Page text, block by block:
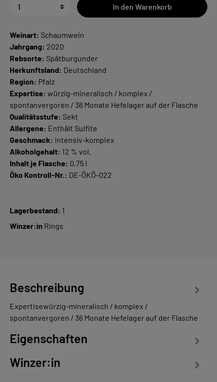
In den Warenkorb
Weinart: Schaumwein
Jahrgang: 2020
Rebsorte: Spätburgunder
Herkunftsland: Deutschland
Region: Pfalz
Expertise: würzig-mineralisch / komplex /
spontanvergoren / 36 Monate Hefelager auf der Flasche
Qualitätsstufe: Sekt
Allergene: Enthält Sulfite
Geschmack: intensiv-komplex
Alkoholgehalt: 12 % vol.
Inhalt je Flasche: 0,75 l
Öko Kontroll-Nr.: DE-ÖKÖ-022
Lagerbestand: 1
Winzer:in Rings
Beschreibung
Expertisewürzig-mineralisch / komplex /
spontanvergoren / 36 Monate Hefelager auf der Flasche
Eigenschaften
Winzer:in